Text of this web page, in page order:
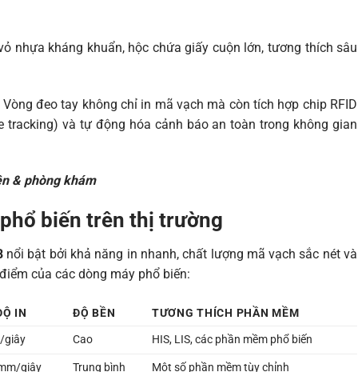
nhựa kháng khuẩn, hộc chứa giấy cuộn lớn, tương thích sâu
đeo tay không chỉ in mã vạch mà còn tích hợp chip RFID
tracking) và tự động hóa cảnh báo an toàn trong không gian
& phòng khám
biến trên thị trường
nổi bật bởi khả năng in nhanh, chất lượng mã vạch sắc nét và
của các dòng máy phổ biến:
IN ĐỘ BỀN
TƯƠNG THÍCH PHẦN MỀM
giây Cao HIS, LIS, các phần mềm phổ biến
giây Trung bình Một số phần mềm tùy chỉnh